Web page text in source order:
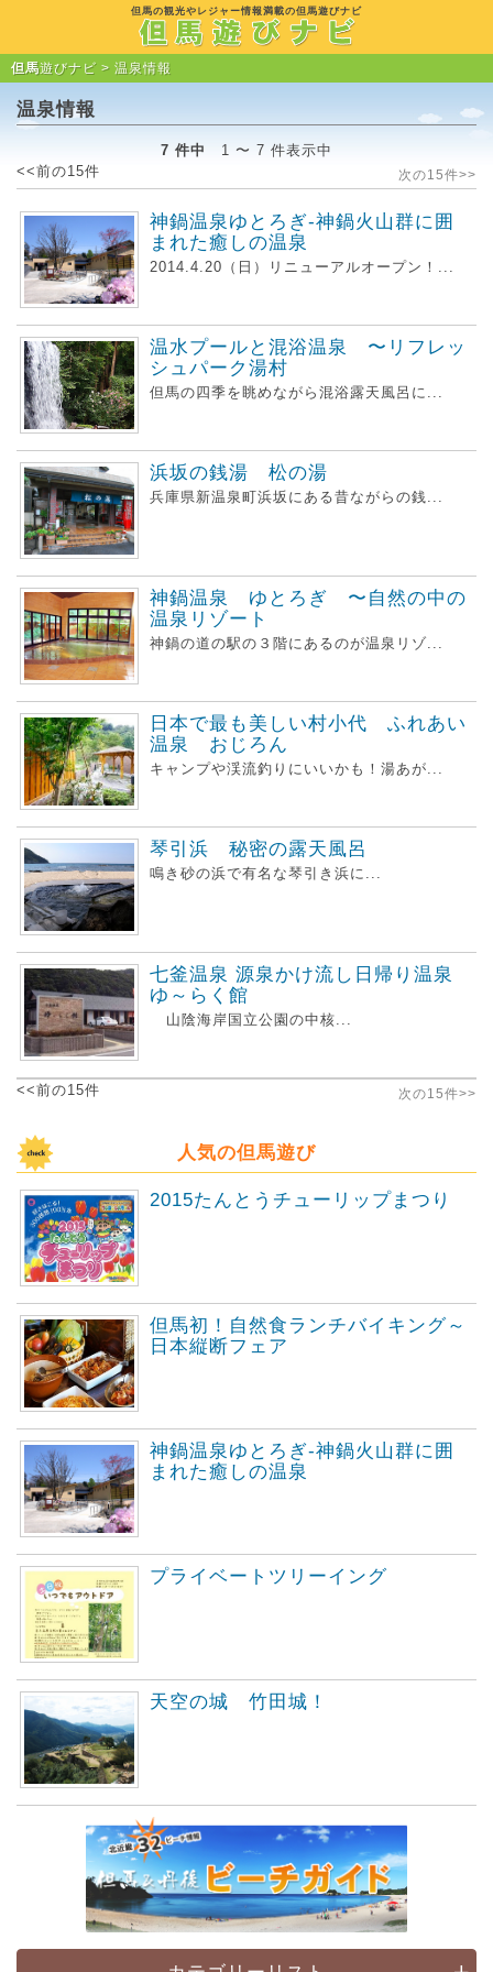
但馬の観光やレジャー情報満載の但馬遊びナビ
但馬遊びナビ > 温泉情報
温泉情報
7 件中
1 〜 7 件表示中
<<前の15件
次の15件>>
神鍋温泉ゆとろぎ-神鍋火山群に囲
まれた癒しの温泉
2014.4.20（日）リニューアルオープン！...
温水プールと混浴温泉 〜リフレッ
シュパーク湯村
但馬の四季を眺めながら混浴露天風呂に...
浜坂の銭湯 松の湯
兵庫県新温泉町浜坂にある昔ながらの銭...
神鍋温泉 ゆとろぎ 〜自然の中の
温泉リゾート
神鍋の道の駅の３階にあるのが温泉リゾ...
日本で最も美しい村小代 ふれあい
温泉 おじろん
キャンプや渓流釣りにいいかも！湯あが...
琴引浜 秘密の露天風呂
鳴き砂の浜で有名な琴引き浜に...
七釜温泉 源泉かけ流し日帰り温泉
ゆ～らく館
山陰海岸国立公園の中核...
<<前の15件 次の15件>>
人気の但馬遊び
2015たんとうチューリップまつり
但馬初！自然食ランチバイキング～
日本縦断フェア
神鍋温泉ゆとろぎ-神鍋火山群に囲
まれた癒しの温泉
プライベートツリーイング
天空の城 竹田城！